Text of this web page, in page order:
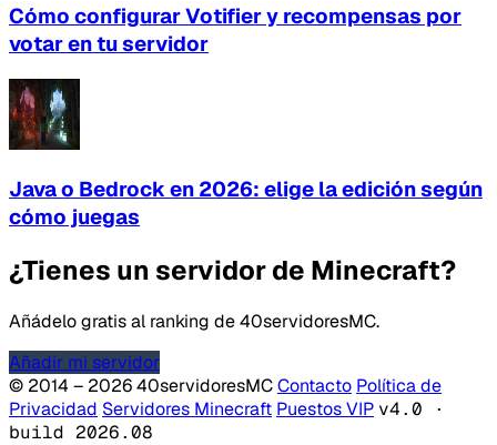
Cómo configurar Votifier y recompensas por
votar en tu servidor
Java o Bedrock en 2026: elige la edición según
cómo juegas
¿Tienes un servidor de Minecraft?
Añádelo gratis al ranking de 40servidoresMC.
Añadir mi servidor
© 2014 – 2026 40servidoresMCContacto Política de
Privacidad Servidores Minecraft Puestos VIP v4.0 ·
build 2026.08